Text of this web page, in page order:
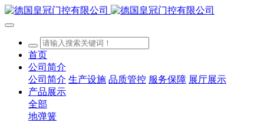
首页
公司简介
公司简介 生产设施 品质管控 服务保障 展厅展示
产品展示
全部
地弹簧